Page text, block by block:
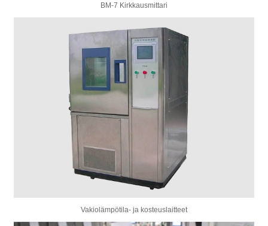
BM-7 Kirkkausmittari
Vakiolämpötila- ja kosteuslaitteet